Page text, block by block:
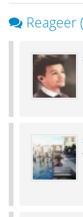
Reageer